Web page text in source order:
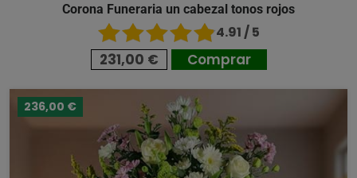
Corona Funeraria un cabezal tonos rojos
4.91 / 5
231,00 € Comprar
236,00 €